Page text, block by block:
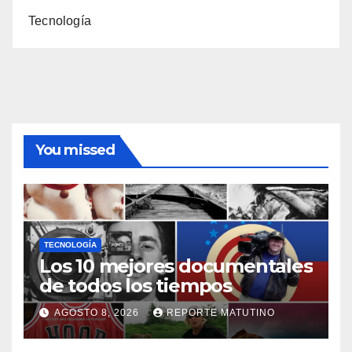
Tecnología
You missed
TECNOLOGÍA
Los 10 mejores documentales
de todos los tiempos
AGOSTO 8, 2026 REPORTE MATUTINO